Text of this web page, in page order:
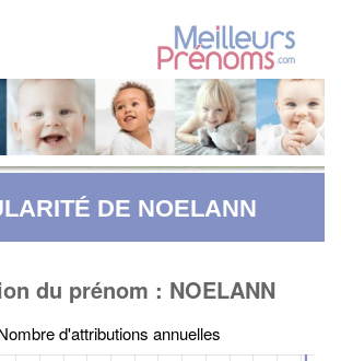
DE NOELANN